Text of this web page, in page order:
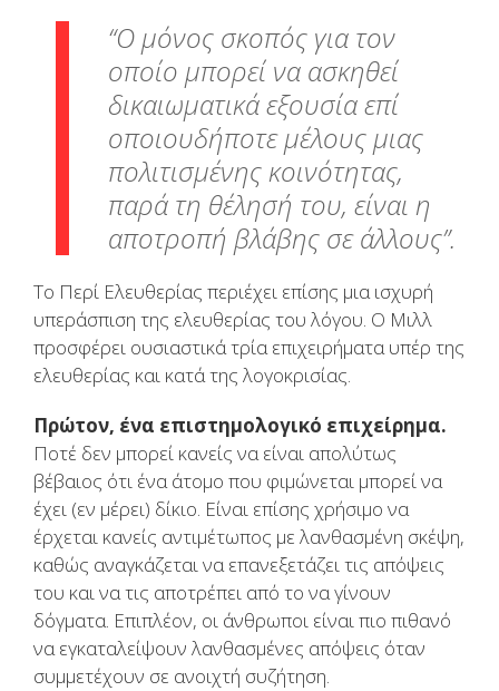
“Ο μόνος σκοπός για τον
οποίο μπορεί να ασκηθεί
δικαιωματικά εξουσία επί
οποιουδήποτε μέλους μιας
πολιτισμένης κοινότητας,
παρά τη θέλησή του, είναι η
αποτροπή βλάβης σε άλλους”.
Το Περί Eλευθερίας περιέχει επίσης μια ισχυρή
υπεράσπιση της ελευθερίας του λόγου. Ο Μιλλ
προσφέρει ουσιαστικά τρία επιχειρήματα υπέρ της
ελευθερίας και κατά της λογοκρισίας.
Πρώτον, ένα επιστημολογικό επιχείρημα.
Ποτέ δεν μπορεί κανείς να είναι απολύτως
βέβαιος ότι ένα άτομο που φιμώνεται μπορεί να
έχει (εν μέρει) δίκιο. Είναι επίσης χρήσιμο να
έρχεται κανείς αντιμέτωπος με λανθασμένη σκέψη,
καθώς αναγκάζεται να επανεξετάζει τις απόψεις
του και να τις αποτρέπει από το να γίνουν
δόγματα. Επιπλέον, οι άνθρωποι είναι πιο πιθανό
να εγκαταλείψουν λανθασμένες απόψεις όταν
συμμετέχουν σε ανοιχτή συζήτηση.